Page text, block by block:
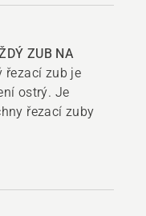
ZUB NA
řezací zub je
ostrý. Je
řezací zuby